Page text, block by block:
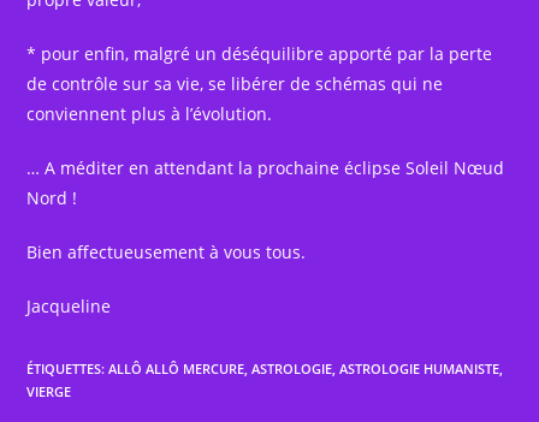
* pour enfin, malgré un déséquilibre apporté par la perte
de contrôle sur sa vie, se libérer de schémas qui ne
conviennent plus à l’évolution.
… A méditer en attendant la prochaine éclipse Soleil Nœud
Nord !
Bien affectueusement à vous tous.
Jacqueline
ÉTIQUETTES:ALLÔ ALLÔ MERCURE, ASTROLOGIE, ASTROLOGIE HUMANISTE,
VIERGE